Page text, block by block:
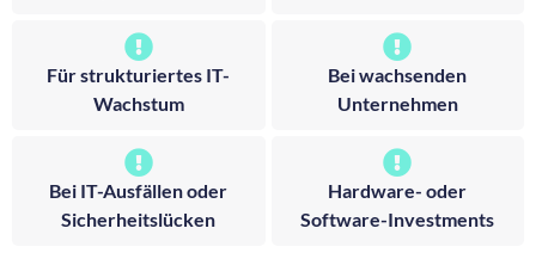
Für strukturiertes IT-
Wachstum
Bei wachsenden
Unternehmen
Bei IT-Ausfällen oder
Sicherheitslücken
Hardware- oder
Software-Investments